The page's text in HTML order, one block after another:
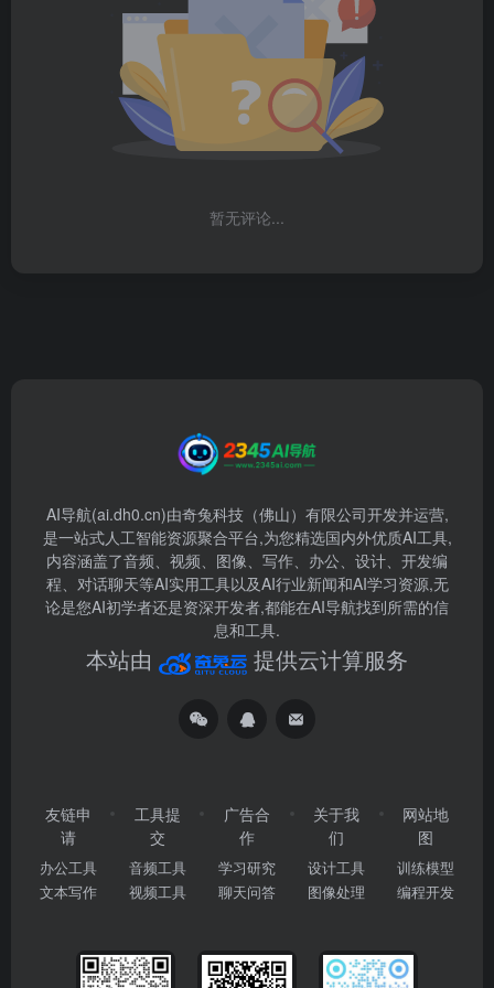
暂无评论...
AI导航(ai.dh0.cn)由奇兔科技（佛山）有限公司开发并运营,
是一站式人工智能资源聚合平台,为您精选国内外优质AI工具,
内容涵盖了音频、视频、图像、写作、办公、设计、开发编
程、对话聊天等AI实用工具以及AI行业新闻和AI学习资源,无
论是您AI初学者还是资深开发者,都能在AI导航找到所需的信
息和工具.
本站由 提供云计算服务
友链申
请
办公工具
文本写作
工具提
交
音频工具
视频工具
广告合
作
学习研究
聊天问答
关于我
们
设计工具
图像处理
网站地
图
训练模型
编程开发